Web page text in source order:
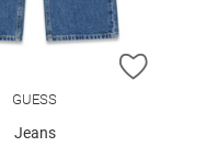
ZUR
GUESS
Jeans